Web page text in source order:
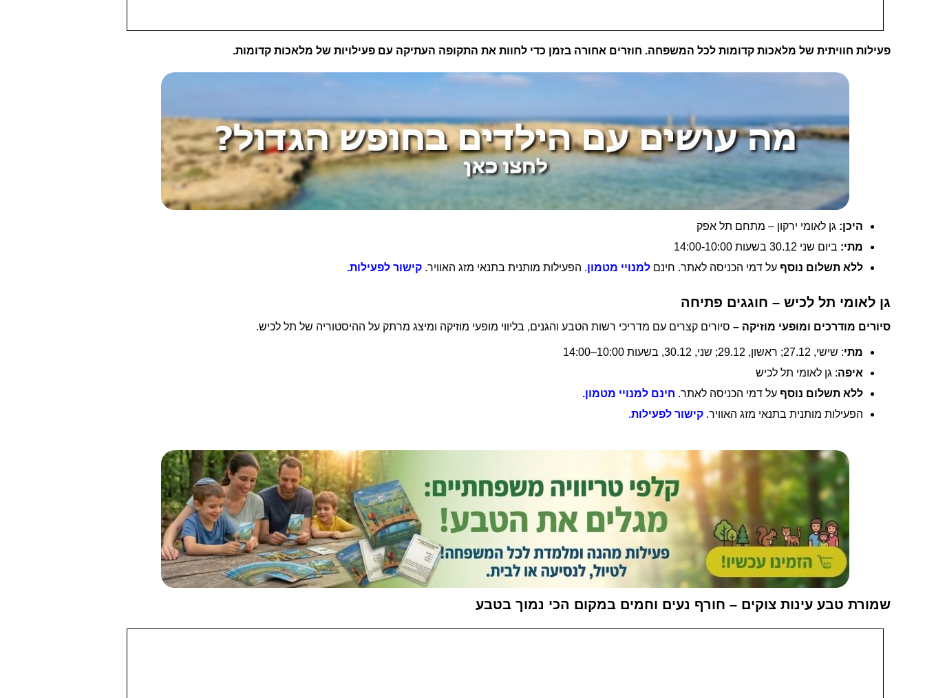
פעילות חוויתית של מלאכות קדומות לכל המשפחה. חוזרים אחורה בזמן כדי לחוות את התקופה העתיקה עם פעילויות של מלאכות קדומות.
היכן: גן לאומי ירקון – מתחם תל אפק
מתי: ביום שני 30.12 בשעות 14:00-10:00
ללא תשלום נוסף על דמי הכניסה לאתר. חינם למנויי מטמון. הפעילות מותנית בתנאי מזג האוויר. קישור לפעילות.
גן לאומי תל לכיש – חוגגים פתיחה
סיורים מודרכים ומופעי מוזיקה – סיורים קצרים עם מדריכי רשות הטבע והגנים, בליווי מופעי מוזיקה ומיצג מרתק על ההיסטוריה של תל לכיש.
מתי: שישי, 27.12; ראשון, 29.12; שני, 30.12, בשעות 10:00–14:00
איפה: גן לאומי תל לכיש
ללא תשלום נוסף על דמי הכניסה לאתר. חינם למנויי מטמון.
הפעילות מותנית בתנאי מזג האוויר. קישור לפעילות.
שמורת טבע עינות צוקים – חורף נעים וחמים במקום הכי נמוך בטבע